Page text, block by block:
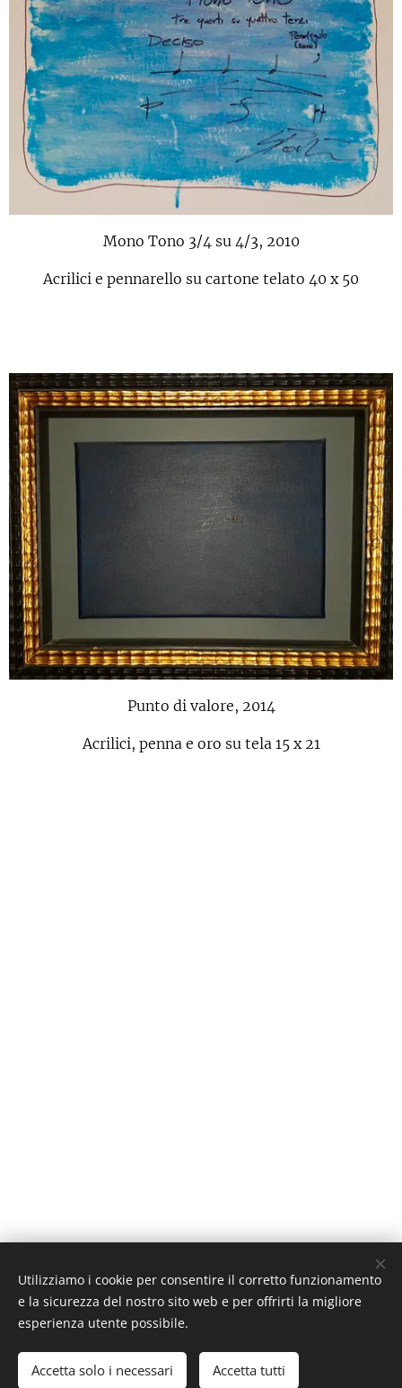
Mono Tono 3/4 su 4/3, 2010
Acrilici e pennarello su cartone telato 40 x 50
Punto di valore, 2014
Acrilici, penna e oro su tela 15 x 21
Creato con Webnode Cookies
Utilizziamo i cookie per consentire il corretto funzionamento
e la sicurezza del nostro sito web e per offrirti la migliore
esperienza utente possibile.
Accetta solo i necessari Accetta tutti